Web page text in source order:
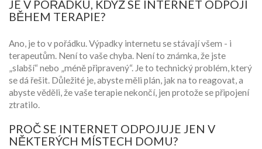
JE V POŘÁDKU, KDYŽ SE INTERNET ODPOJÍ
BĚHEM TERAPIE?
Ano, je to v pořádku. Výpadky internetu se stávají všem - i
terapeutům. Není to vaše chyba. Není to známka, že jste
„slabší“ nebo „méně připravený“. Je to technický problém, který
se dá řešit. Důležité je, abyste měli plán, jak na to reagovat, a
abyste věděli, že vaše terapie nekončí, jen protože se připojení
ztratilo.
PROČ SE INTERNET ODPOJUJE JEN V
NĚKTERÝCH MÍSTECH DOMU?